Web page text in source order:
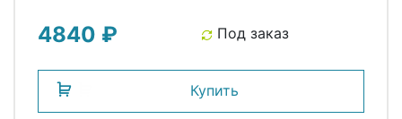
NEW
4840 ₽ Под заказ
Купить